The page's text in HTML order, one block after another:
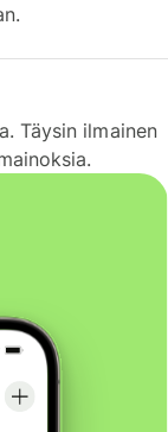
Täysin ilmainen